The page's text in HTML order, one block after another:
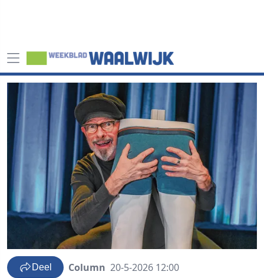
Deel Column 20-5-2026 12:00